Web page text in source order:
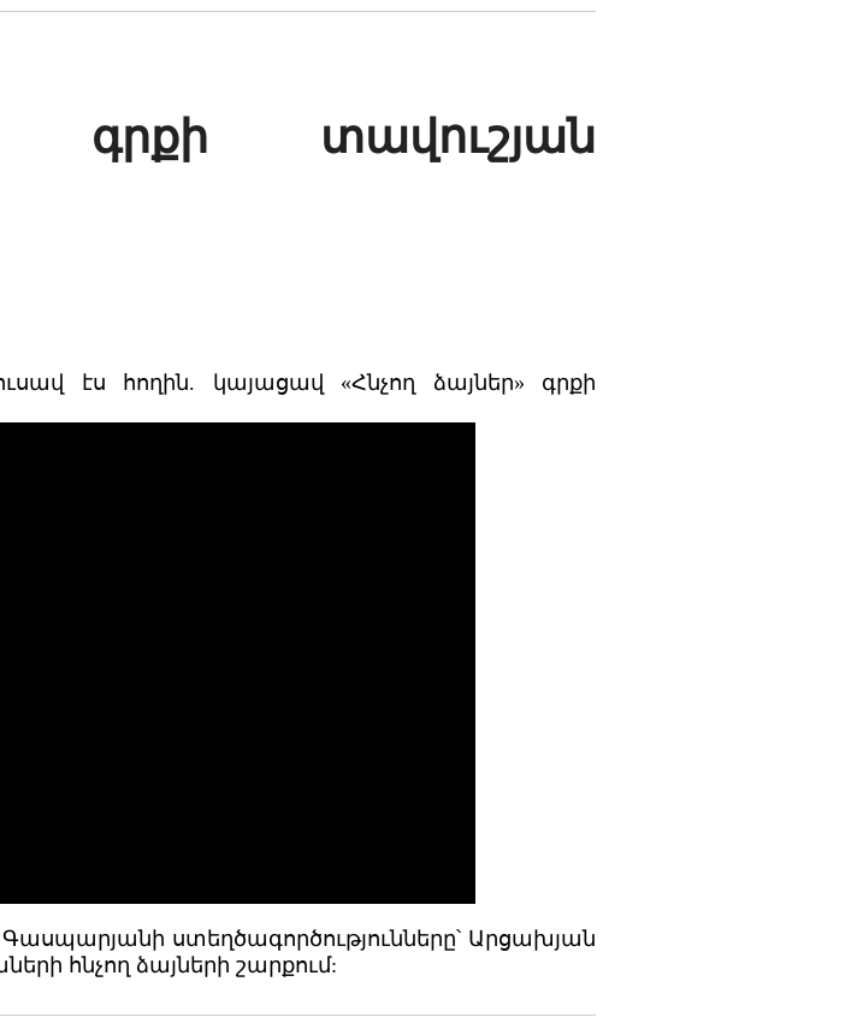
գրքի տավուշյան
էս հողին. կայացավ «Հնչող ձայներ» գրքի
ստեղծագործությունները՝ Արցախյան
հնչող ձայների շարքում: